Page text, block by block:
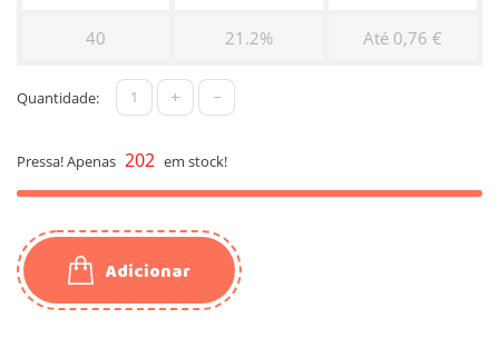
40 21.2% Até 0,76 €
Quantidade: + -
Pressa! Apenas 202 em stock!
Adicionar